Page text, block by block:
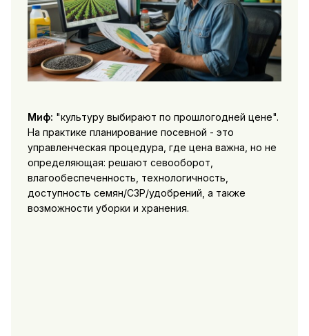
Миф: "культуру выбирают по прошлогодней цене".
На практике планирование посевной - это
управленческая процедура, где цена важна, но не
определяющая: решают севооборот,
влагообеспеченность, технологичность,
доступность семян/СЗР/удобрений, а также
возможности уборки и хранения.